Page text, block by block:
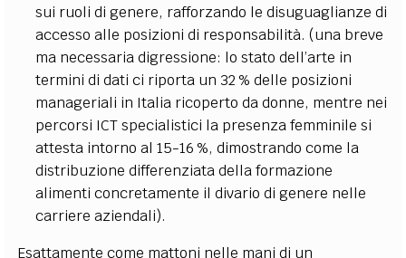
sui ruoli di genere, rafforzando le disuguaglianze di
accesso alle posizioni di responsabilità. (una breve
ma necessaria digressione: lo stato dell’arte in
termini di dati ci riporta un 32 % delle posizioni
manageriali in Italia ricoperto da donne, mentre nei
percorsi ICT specialistici la presenza femminile si
attesta intorno al 15-16 %, dimostrando come la
distribuzione differenziata della formazione
alimenti concretamente il divario di genere nelle
carriere aziendali).
Esattamente come mattoni nelle mani di un